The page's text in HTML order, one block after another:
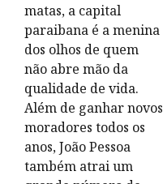
matas, a capital
paraibana é a menina
dos olhos de quem
não abre mão da
qualidade de vida.
Além de ganhar novos
moradores todos os
anos, João Pessoa
também atrai um